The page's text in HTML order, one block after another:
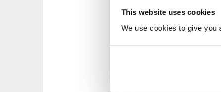
This website uses cookies
We use cookies to give you